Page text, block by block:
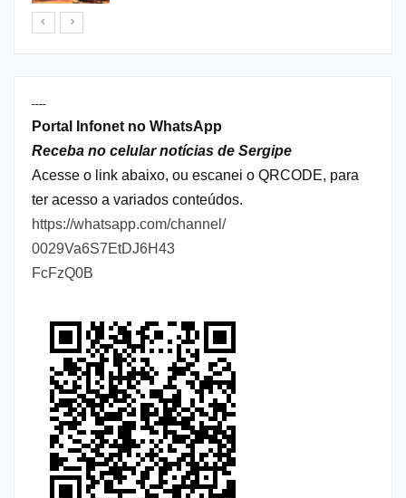
----
Portal Infonet no WhatsApp
Receba no celular notícias de Sergipe
Acesse o link abaixo, ou escanei o QRCODE, para
ter acesso a variados conteúdos.
https://whatsapp.com/channel/
0029Va6S7EtDJ6H43
FcFzQ0B